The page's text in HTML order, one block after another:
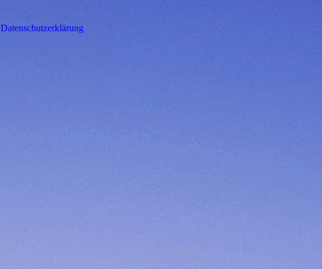
Datenschutzerklärung